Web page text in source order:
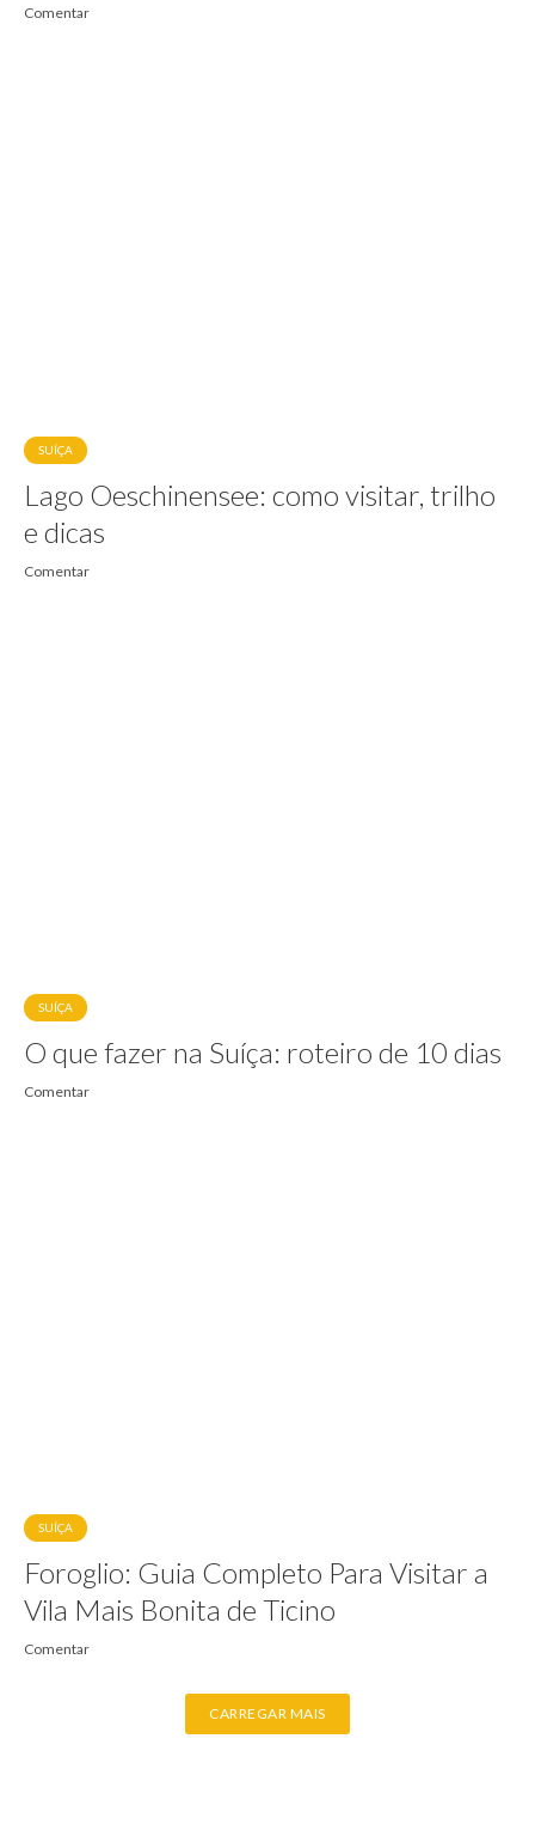
Comentar
SUÍÇA
Lago Oeschinensee: como visitar, trilho
e dicas
Comentar
SUÍÇA
O que fazer na Suíça: roteiro de 10 dias
Comentar
SUÍÇA
Foroglio: Guia Completo Para Visitar a
Vila Mais Bonita de Ticino
Comentar
CARREGAR MAIS